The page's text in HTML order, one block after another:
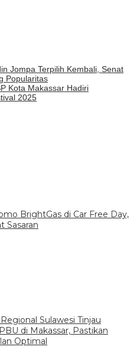
Jompa Terpilih Kembali, Senat
Popularitas
Kota Makassar Hadiri
2025
BrightGas di Car Free Day,
Sasaran
Sulawesi Tinjau
di Makassar, Pastikan
Optimal